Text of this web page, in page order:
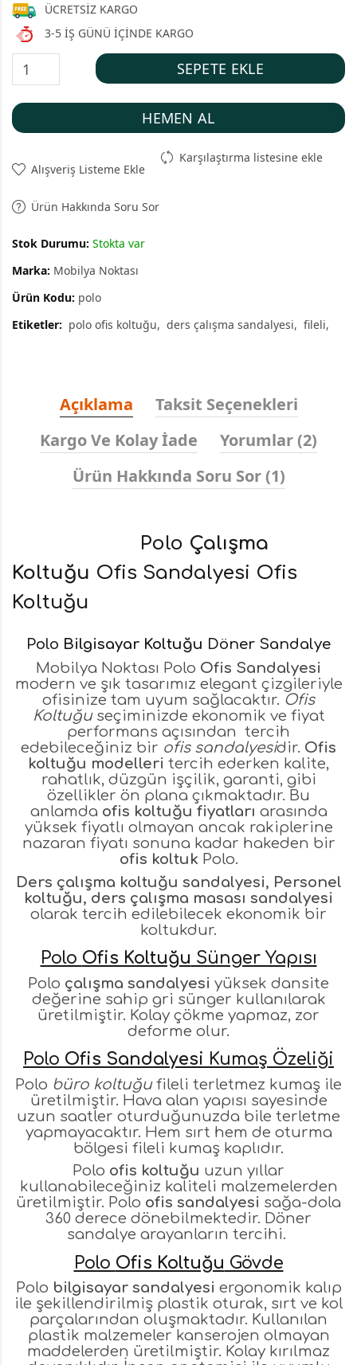
ÜCRETSİZ KARGO
3-5 İŞ GÜNÜ İÇİNDE KARGO
SEPETE EKLE
HEMEN AL
Alışveriş Listeme Ekle
Karşılaştırma listesine ekle
Ürün Hakkında Soru Sor
Stok Durumu: Stokta var
Marka: Mobilya Noktası
Ürün Kodu: polo
Etiketler: polo ofis koltuğu ders çalışma sandalyesi fileli
Açıklama
Taksit Seçenekleri
Kargo Ve Kolay İade
Yorumlar (2)
Ürün Hakkında Soru Sor (1)
Polo Çalışma
Koltuğu Ofis Sandalyesi Ofis
Koltuğu
Polo Bilgisayar Koltuğu Döner Sandalye
Mobilya Noktası Polo Ofis Sandalyesi
modern ve şık tasarımız elegant çizgileriyle
ofisinize tam uyum sağlacaktır. Ofis
Koltuğuseçiminizde ekonomik ve fiyat
performans açısından tercih
edebileceğiniz bir ofis sandalyesidir. Ofis
koltuğu modelleri tercih ederken kalite,
rahatlık, düzgün işçilik, garanti, gibi
özellikler ön plana çıkmaktadır. Bu
anlamda ofis koltuğu fiyatları arasında
yüksek fiyatlı olmayan ancak rakiplerine
nazaran fiyatı sonuna kadar hakeden bir
ofis koltuk Polo.
Ders çalışma koltuğu sandalyesi, Personel
koltuğu, ders çalışma masası sandalyesi
olarak tercih edilebilecek ekonomik bir
koltukdur.
Polo Ofis Koltuğu Sünger Yapısı
Polo çalışma sandalyesi yüksek dansite
değerine sahip gri sünger kullanılarak
üretilmiştir. Kolay çökme yapmaz, zor
deforme olur.
Polo Ofis Sandalyesi Kumaş Özeliği
Polo büro koltuğufileli terletmez kumaş ile
üretilmiştir. Hava alan yapısı sayesinde
uzun saatler oturduğunuzda bile terletme
yapmayacaktır. Hem sırt hem de oturma
bölgesi fileli kumaş kaplıdır.
Polo ofis koltuğu uzun yıllar
kullanabileceğiniz kaliteli malzemelerden
üretilmiştir. Polo ofis sandalyesi sağa-dola
360 derece dönebilmektedir. Döner
sandalye arayanların tercihi.
Polo Ofis Koltuğu Gövde
Polo bilgisayar sandalyesi ergonomik kalıp
ile şekillendirilmiş plastik oturak, sırt ve kol
parçalarından oluşmaktadır. Kullanılan
plastik malzemeler kanserojen olmayan
maddelerden üretilmiştir. Kolay kırılmaz